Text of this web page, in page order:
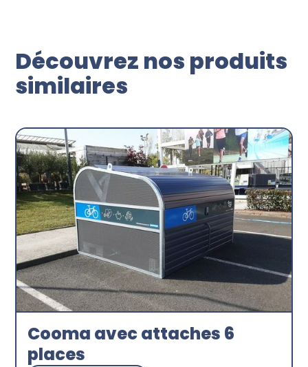
Découvrez nos produits
similaires
Cooma avec attaches 6
places